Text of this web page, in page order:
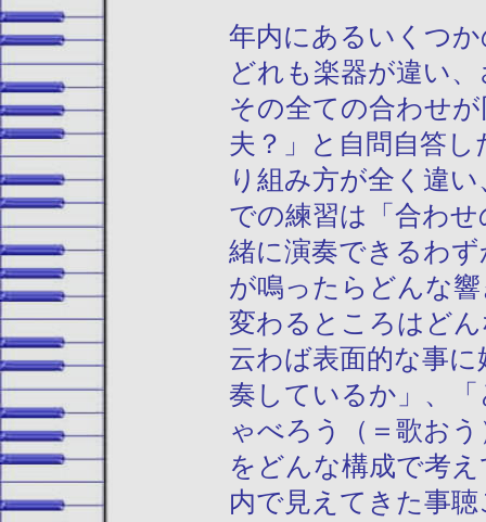
年内にあるいくつ
どれも楽器が違い
その全ての合わせ
夫？」と自問自答
り組み方が全く違
での練習は「合わ
緒に演奏できるわ
が鳴ったらどんな
変わるところはど
云わば表面的な事
奏しているか」、
ゃべろう（＝歌お
をどんな構成で考
内で見えてきた事